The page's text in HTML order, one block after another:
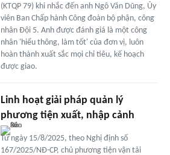
(KTQP 79) khi nhắc đến anh Ngô Văn Dũng, Ủy
viên Ban Chấp hành Công đoàn bộ phận, công
nhân Đội 5. Anh được đánh giá là một công
nhân 'hiểu thông, làm tốt' của đơn vị, luôn
hoàn thành xuất sắc mọi chỉ tiêu, kế hoạch
được giao.
Linh hoạt giải pháp quản lý
phương tiện xuất, nhập cảnh
Từ ngày 15/8/2025, theo Nghị định số
167/2025/NĐ-CP, chủ phương tiện vận tải